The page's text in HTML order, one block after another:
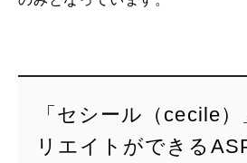
「セシール（cecile
リエイトができる